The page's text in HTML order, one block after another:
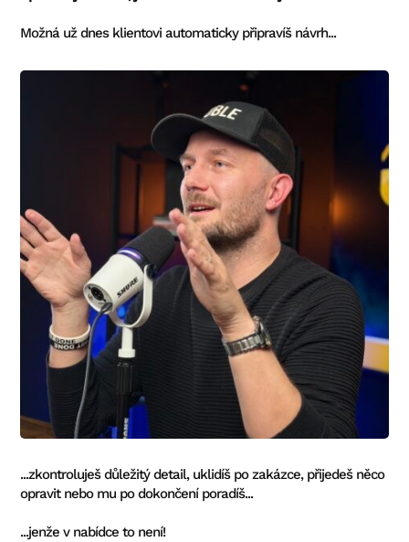
Možná už dnes klientovi automaticky připravíš návrh...
...zkontroluješ důležitý detail, uklidíš po zakázce, přijedeš něco
opravit nebo mu po dokončení poradíš...
...jenže v nabídce to není!